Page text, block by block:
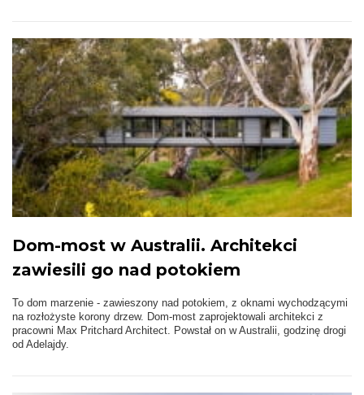
Dom-most w Australii. Architekci
zawiesili go nad potokiem
To dom marzenie - zawieszony nad potokiem, z oknami wychodzącymi
na rozłożyste korony drzew. Dom-most zaprojektowali architekci z
pracowni Max Pritchard Architect. Powstał on w Australii, godzinę drogi
od Adelajdy.